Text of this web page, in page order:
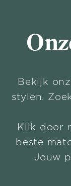
Bekijk
stylen.
Klik door
beste
Jouw